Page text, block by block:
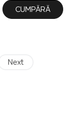
CUMPĂRĂ
Next